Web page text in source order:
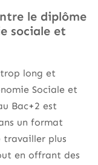
le diplôme
sociale et
long et
Sociale et
Bac+2 est
un format
plus
en offrant des